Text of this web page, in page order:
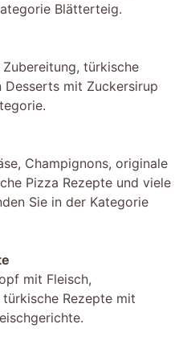
Blätterteig.
türkische
Desserts mit Zuckersirup
Champignons, originale
Pizza Rezepte und viele
Sie in der Kategorie
mit Fleisch,
Rezepte mit